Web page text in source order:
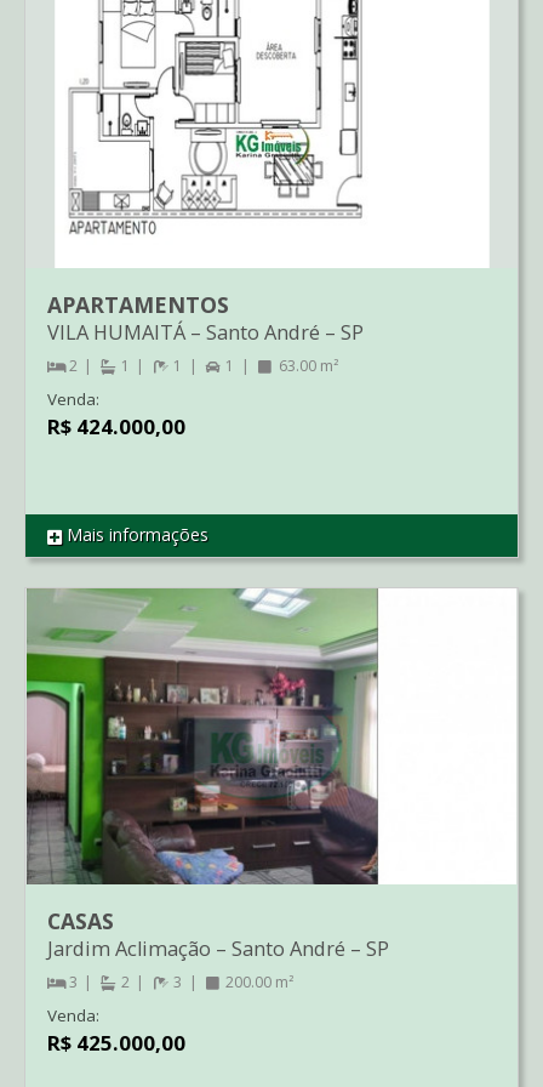
REF AP04587
APARTAMENTOS
VILA HUMAITÁ – Santo André – SP
2 1 1 1 63.00 m²
Venda:
R$ 424.000,00
Mais informações
CASAS
Jardim Aclimação – Santo André – SP
3 2 3 200.00 m²
Venda:
R$ 425.000,00